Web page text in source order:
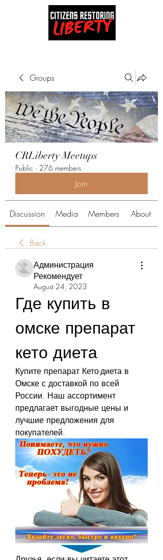
Groups
CRLiberty Meetups
Public · 276 members
Join
Discussion Media Members About
Back
Администрация
Рекомендует
August 24, 2023
Где купить в
омске препарат
кето диета
Купите препарат Кето-диета в
Омске с доставкой по всей
России. Наш ассортимент
предлагает выгодные цены и
лучшие предложения для
покупателей.